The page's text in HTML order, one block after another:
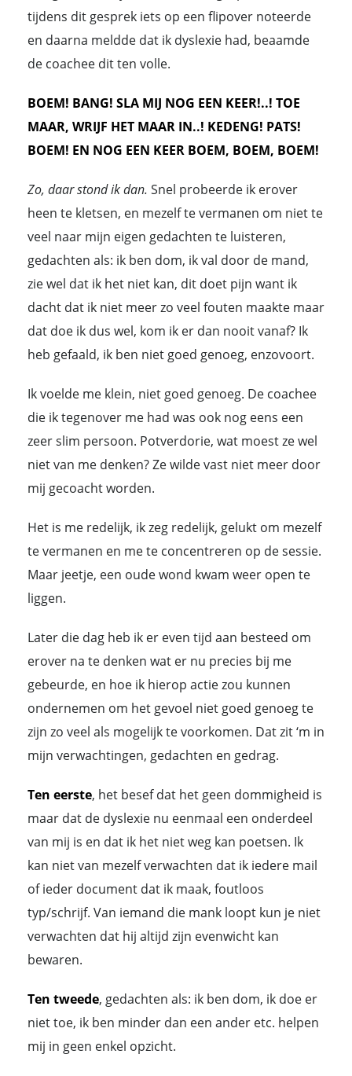
tijdens dit gesprek iets op een flipover noteerde
en daarna meldde dat ik dyslexie had, beaamde
de coachee dit ten volle.
BOEM! BANG! SLA MIJ NOG EEN KEER!..! TOE
MAAR, WRIJF HET MAAR IN..! KEDENG! PATS!
BOEM! EN NOG EEN KEER BOEM, BOEM, BOEM!
Zo, daar stond ik dan. Snel probeerde ik erover
heen te kletsen, en mezelf te vermanen om niet te
veel naar mijn eigen gedachten te luisteren,
gedachten als: ik ben dom, ik val door de mand,
zie wel dat ik het niet kan, dit doet pijn want ik
dacht dat ik niet meer zo veel fouten maakte maar
dat doe ik dus wel, kom ik er dan nooit vanaf? Ik
heb gefaald, ik ben niet goed genoeg, enzovoort.
Ik voelde me klein, niet goed genoeg. De coachee
die ik tegenover me had was ook nog eens een
zeer slim persoon. Potverdorie, wat moest ze wel
niet van me denken? Ze wilde vast niet meer door
mij gecoacht worden.
Het is me redelijk, ik zeg redelijk, gelukt om mezelf
te vermanen en me te concentreren op de sessie.
Maar jeetje, een oude wond kwam weer open te
liggen.
Later die dag heb ik er even tijd aan besteed om
erover na te denken wat er nu precies bij me
gebeurde, en hoe ik hierop actie zou kunnen
ondernemen om het gevoel niet goed genoeg te
zijn zo veel als mogelijk te voorkomen. Dat zit ‘m in
mijn verwachtingen, gedachten en gedrag.
Ten eerste, het besef dat het geen dommigheid is
maar dat de dyslexie nu eenmaal een onderdeel
van mij is en dat ik het niet weg kan poetsen. Ik
kan niet van mezelf verwachten dat ik iedere mail
of ieder document dat ik maak, foutloos
typ/schrijf. Van iemand die mank loopt kun je niet
verwachten dat hij altijd zijn evenwicht kan
bewaren.
Ten tweede, gedachten als: ik ben dom, ik doe er
niet toe, ik ben minder dan een ander etc. helpen
mij in geen enkel opzicht.